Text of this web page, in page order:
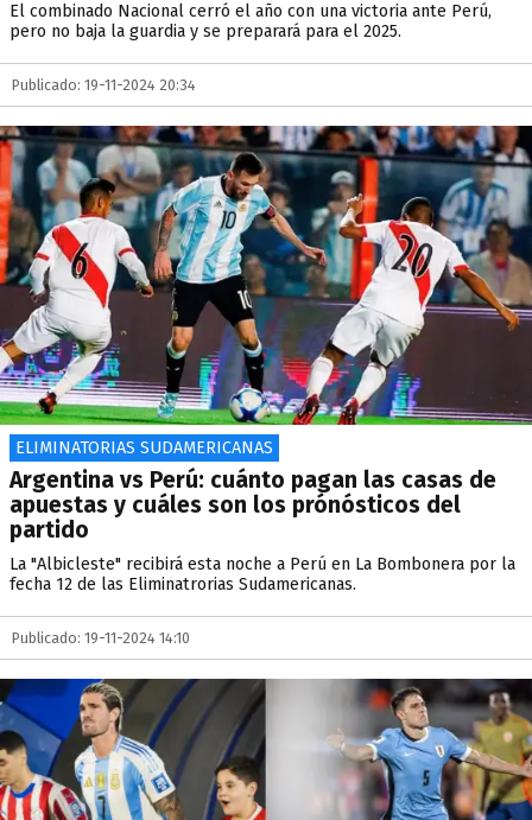
El combinado Nacional cerró el año con una victoria ante Perú,
pero no baja la guardia y se preparará para el 2025.
Publicado: 19-11-2024 20:34
ELIMINATORIAS SUDAMERICANAS
Argentina vs Perú: cuánto pagan las casas de
apuestas y cuáles son los prónósticos del
partido
La "Albicleste" recibirá esta noche a Perú en La Bombonera por la
fecha 12 de las Eliminatrorias Sudamericanas.
Publicado: 19-11-2024 14:10